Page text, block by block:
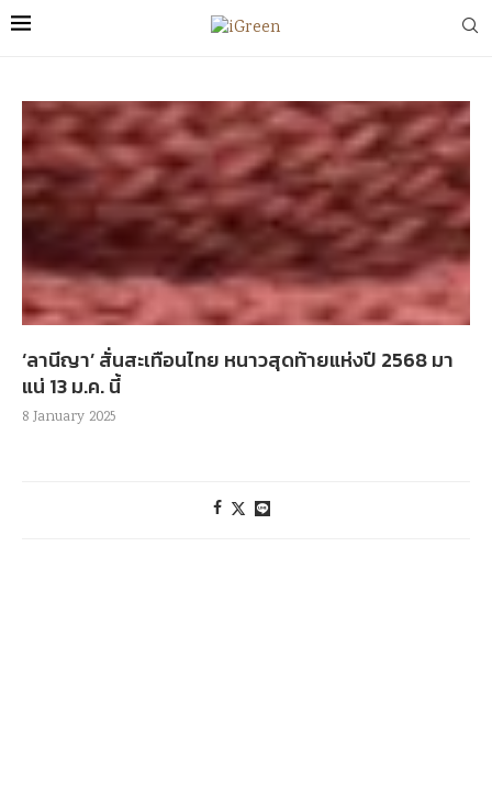
‘ลานีญา’ สั่นสะเทือนไทย หนาวสุดท้ายแห่งปี 2568 มา
แน่ 13 ม.ค. นี้
8 January 2025